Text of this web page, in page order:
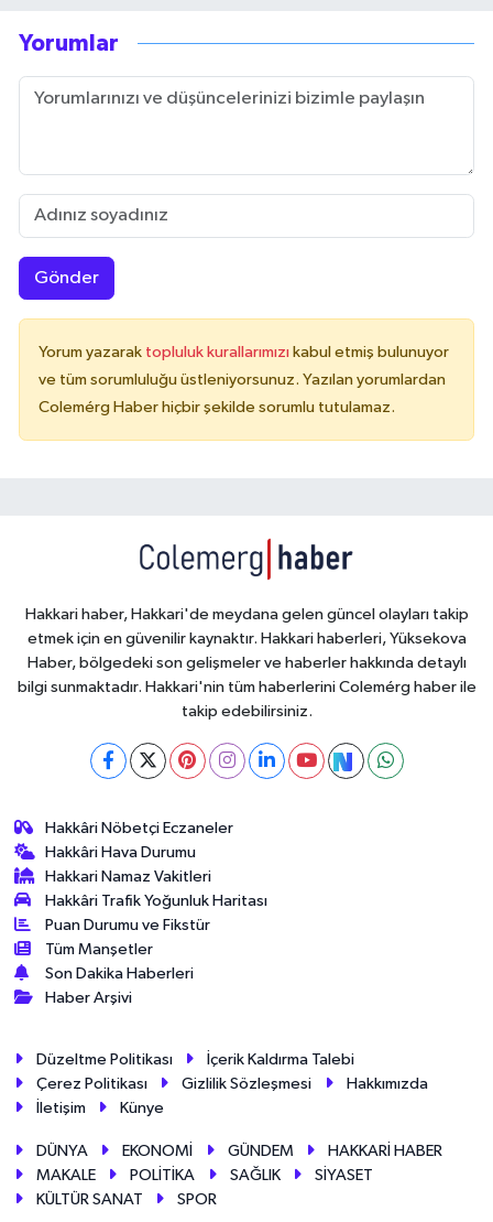
Yorumlar
Gönder
Yorum yazarak topluluk kurallarımızı kabul etmiş bulunuyor
ve tüm sorumluluğu üstleniyorsunuz. Yazılan yorumlardan
Colemérg Haber hiçbir şekilde sorumlu tutulamaz.
Hakkari haber, Hakkari'de meydana gelen güncel olayları takip
etmek için en güvenilir kaynaktır. Hakkari haberleri, Yüksekova
Haber, bölgedeki son gelişmeler ve haberler hakkında detaylı
bilgi sunmaktadır. Hakkari'nin tüm haberlerini Colemérg haber ile
takip edebilirsiniz.
Hakkâri Nöbetçi Eczaneler
Hakkâri Hava Durumu
Hakkari Namaz Vakitleri
Hakkâri Trafik Yoğunluk Haritası
Puan Durumu ve Fikstür
Tüm Manşetler
Son Dakika Haberleri
Haber Arşivi
Düzeltme Politikası
İçerik Kaldırma Talebi
Çerez Politikası
Gizlilik Sözleşmesi
Hakkımızda
İletişim
Künye
DÜNYA EKONOMİ GÜNDEM
HAKKARİ HABER
MAKALE
POLİTİKA SAĞLIK
SİYASET
KÜLTÜR SANAT
SPOR